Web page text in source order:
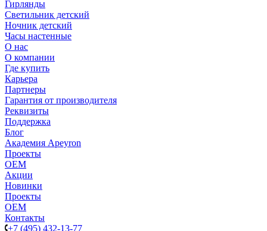
Гирлянды
Светильник детский
Ночник детский
Часы настенные
О нас
О компании
Где купить
Карьера
Партнеры
Гарантия от производителя
Реквизиты
Поддержка
Блог
Академия Apeyron
Проекты
ОЕМ
Акции
Новинки
Проекты
ОЕМ
Контакты
+7 (495) 432-13-77